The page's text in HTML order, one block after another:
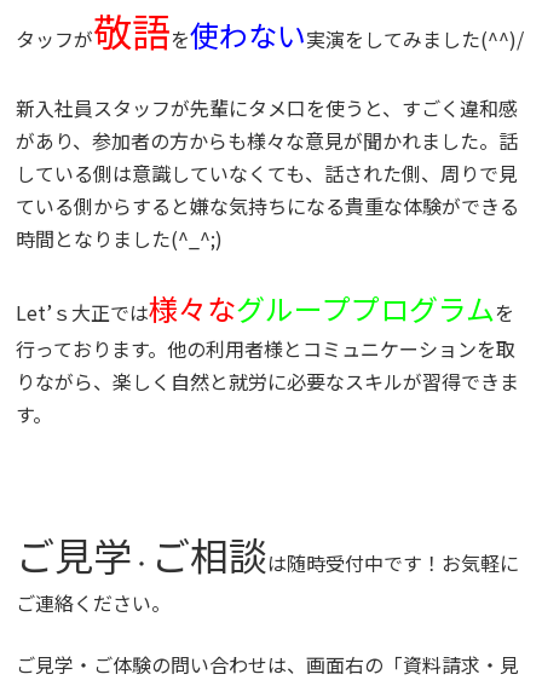
タッフが敬語を使わない実演をしてみました(^^)/
新入社員スタッフが先輩にタメ口を使うと、すごく違和感
があり、参加者の方からも様々な意見が聞かれました。話
している側は意識していなくても、話された側、周りで見
ている側からすると嫌な気持ちになる貴重な体験ができる
時間となりました(^_^;)
Let’ｓ大正では様々なグループプログラムを
行っております。他の利用者様とコミュニケーションを取
りながら、楽しく自然と就労に必要なスキルが習得できま
す。
ご見学 ・ ご相談は随時受付中です！お気軽に
ご連絡ください。
ご見学・ご体験の問い合わせは、画面右の「資料請求・見